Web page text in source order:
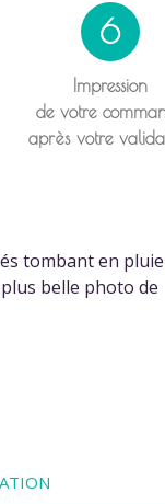
6
Impression
de votre
après votre
tombant en
belle photo de